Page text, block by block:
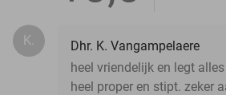
K.
Dhr. K. Vangampelaere
heel vriendelijk en legt
heel proper en stipt. zeker